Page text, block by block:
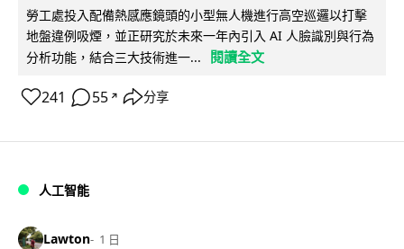
勞工處投入配備熱感應鏡頭的小型無人機進行高空巡邏以打擊
地盤違例吸煙，並正研究於未來一年內引入 AI 人臉識別與行為
分析功能，結合三大技術進一...
閱讀全文
241 55 ↗ 分享
人工智能
Lawton 1 日